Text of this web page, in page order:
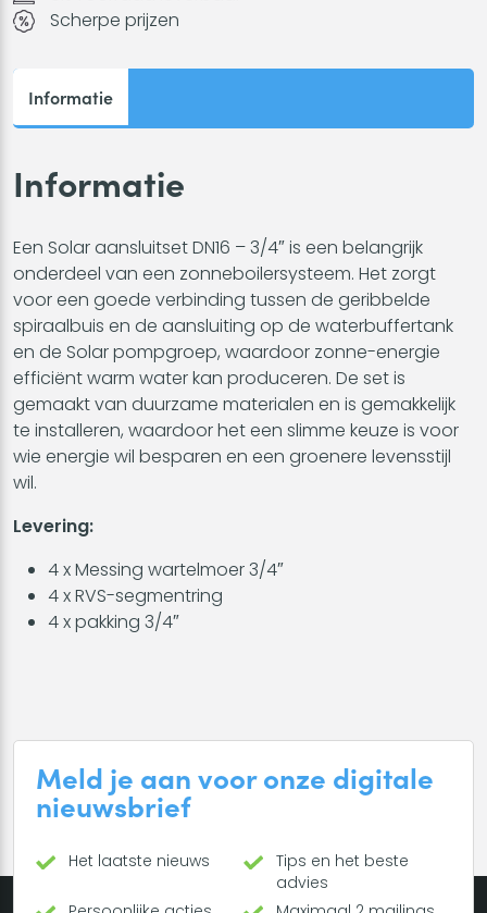
Scherpe prijzen
Informatie
Informatie
Een Solar aansluitset DN16 – 3/4″ is een belangrijk
onderdeel van een zonneboilersysteem. Het zorgt
voor een goede verbinding tussen de geribbelde
spiraalbuis en de aansluiting op de waterbuffertank
en de Solar pompgroep, waardoor zonne-energie
efficiënt warm water kan produceren. De set is
gemaakt van duurzame materialen en is gemakkelijk
te installeren, waardoor het een slimme keuze is voor
wie energie wil besparen en een groenere levensstijl
wil.
Levering:
4 x Messing wartelmoer 3/4″
4 x RVS-segmentring
4 x pakking 3/4″
Meld je aan voor onze digitale
nieuwsbrief
Het laatste nieuws
Tips en het beste
advies